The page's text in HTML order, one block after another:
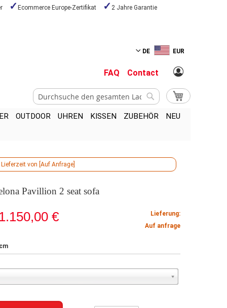
Ecommerce Europe-Zertifikat 2 Jahre Garantie
DE EUR
FAQ Contact
Mein Warenkorb
Suche
OUTDOOR UHREN KISSEN ZUBEHÖR
NEU
von [Auf Anfrage]
Pavillion 2 seat sofa
1.150,00 €
Lieferung:
Auf anfrage